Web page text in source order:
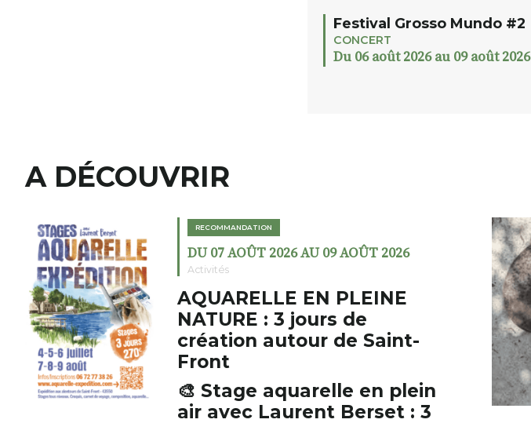
Festival Grosso Mundo #2
CONCERT
Du 06 août 2026 au 09 août 2026
A DÉCOUVRIR
RECOMMANDATION
DU 07 AOÛT 2026 AU 09 AOÛT 2026
Activités
AQUARELLE EN PLEINE
NATURE : 3 jours de
création autour de Saint-
Front
🎨 Stage aquarelle en plein
air avec Laurent Berset : 3